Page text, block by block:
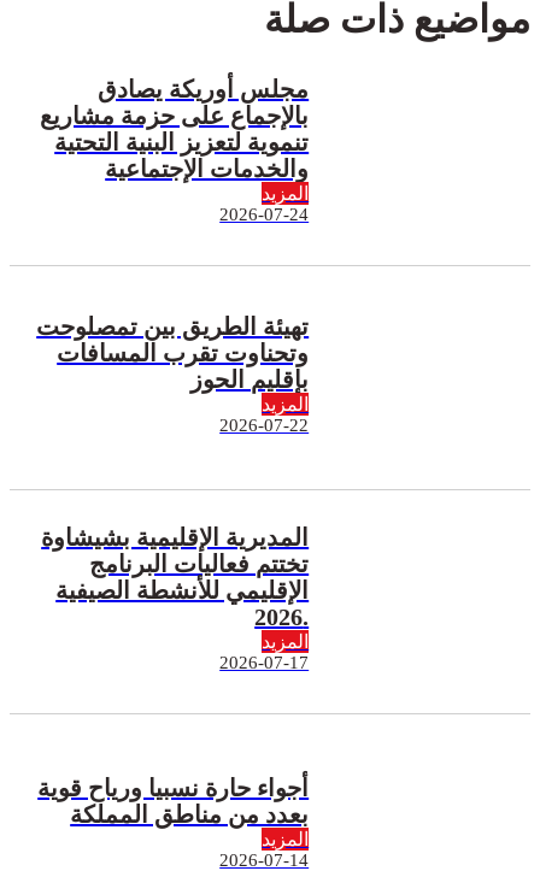
مواضيع ذات صلة
مجلس أوريكة يصادق
بالإجماع على حزمة مشاريع
تنموية لتعزيز البنية التحتية
والخدمات الإجتماعية
المزيد
2026-07-24
تهيئة الطريق بين تمصلوحت
وتحناوت تقرب المسافات
بإقليم الحوز
المزيد
2026-07-22
المديرية الإقليمية بشيشاوة
تختتم فعاليات البرنامج
الإقليمي للأنشطة الصيفية
2026.
المزيد
2026-07-17
أجواء حارة نسبيا ورياح قوية
بعدد من مناطق المملكة
المزيد
2026-07-14